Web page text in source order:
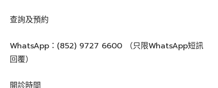
查詢及預約
WhatsApp：(852) 9727 6600 （只限WhatsApp短訊
回覆）
開診時間